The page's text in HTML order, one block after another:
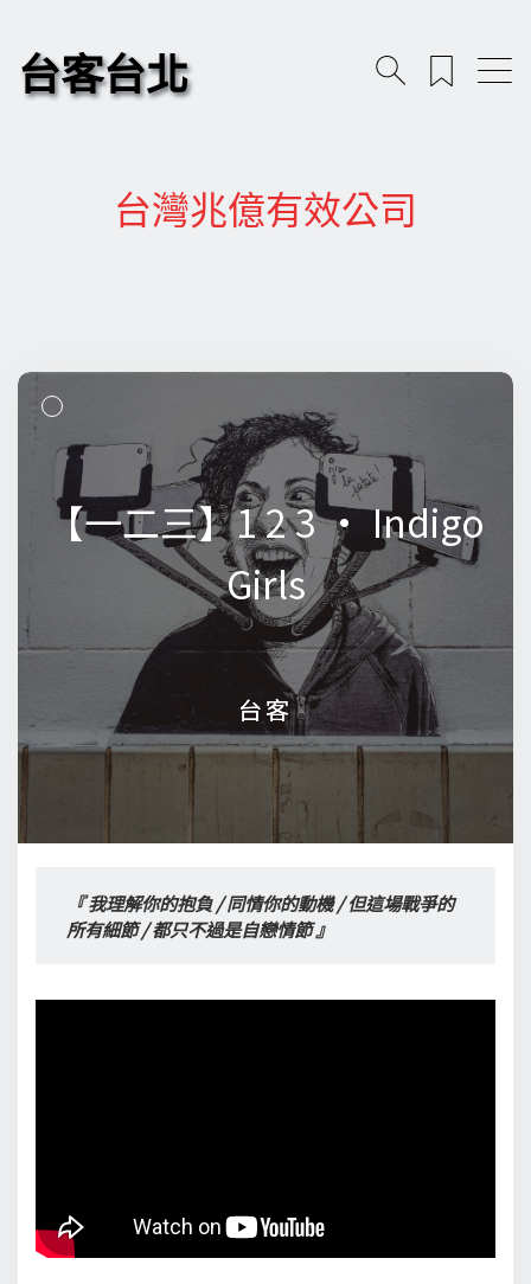
台客台北
台灣兆億有效公司
【一二三】1 2 3 • Indigo
Girls
台客
【一二三】1 2 3 • Indigo
Girls
台客
『 我理解你的抱負 / 同情你的動機 / 但這場戰爭的
所有細節 / 都只不過是自戀情節 』